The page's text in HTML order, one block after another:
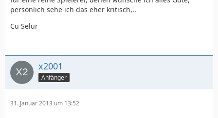
persönlich sehe ich das eher kritisch,..
Cu Selur
x2001
Anfänger
31. Januar 2013 um 13:52